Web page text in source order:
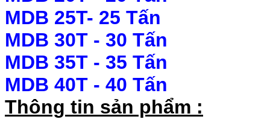
MDB 25T- 25 Tấn
MDB 30T - 30 Tấn
MDB 35T - 35 Tấn
MDB 40T - 40 Tấn
Thông tin sản phẩm :